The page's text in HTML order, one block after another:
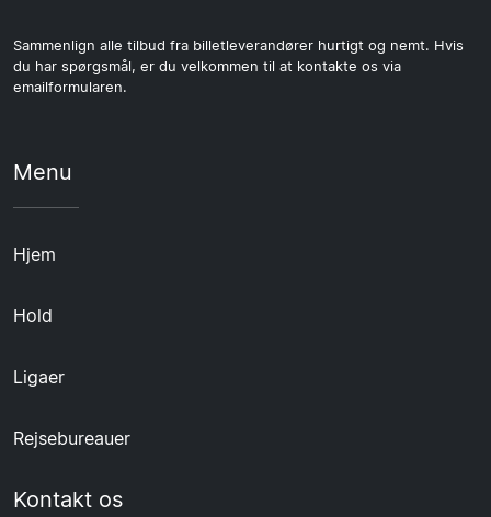
Sammenlign alle tilbud fra billetleverandører hurtigt og nemt. Hvis
du har spørgsmål, er du velkommen til at kontakte os via
emailformularen.
Menu
Hjem
Hold
Ligaer
Rejsebureauer
Kontakt os